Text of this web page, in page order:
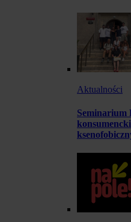
Aktualności
Seminarium